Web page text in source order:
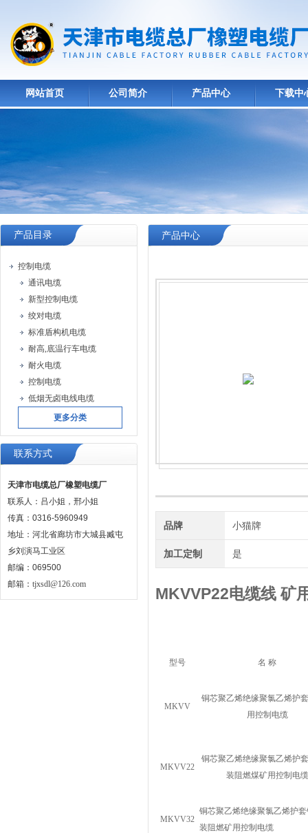
网站首页 公司简介 产品中心 下载中
产品目录
控制电缆
通讯电缆
新型控制电缆
绞对电缆
标准盾构机电缆
耐高,底温行车电缆
耐火电缆
控制电缆
低烟无卤电线电缆
更多分类
联系方式
天津市电缆总厂橡塑电缆厂
联系人：吕小姐，邢小姐
传真：0316-5960949
地址：河北省廊坊市大城县臧屯
乡刘演马工业区
邮编：069500
邮箱： tjxsdl@126.com
产品中心
品牌 小猫牌
加工定制 是
MKVVP22电缆线 矿
型号 名 称
MKVV
铜芯聚乙烯绝缘聚氯乙烯护
用控制电缆
MKVV22
铜芯聚乙烯绝缘聚氯乙烯护
装阻燃煤矿用控制电缆
MKVV32
铜芯聚乙烯绝缘聚氯乙烯护
装阻燃矿用控制电缆